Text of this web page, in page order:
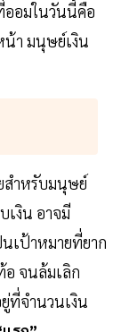
ออมในวันนี้คือ
น้า มนุษย์เงิน
สำหรับมนุษย์
เงิน อาจมี
นเป้าหมายที่ยาก
อ จนล้มเลิก
ที่จำนวนเงิน